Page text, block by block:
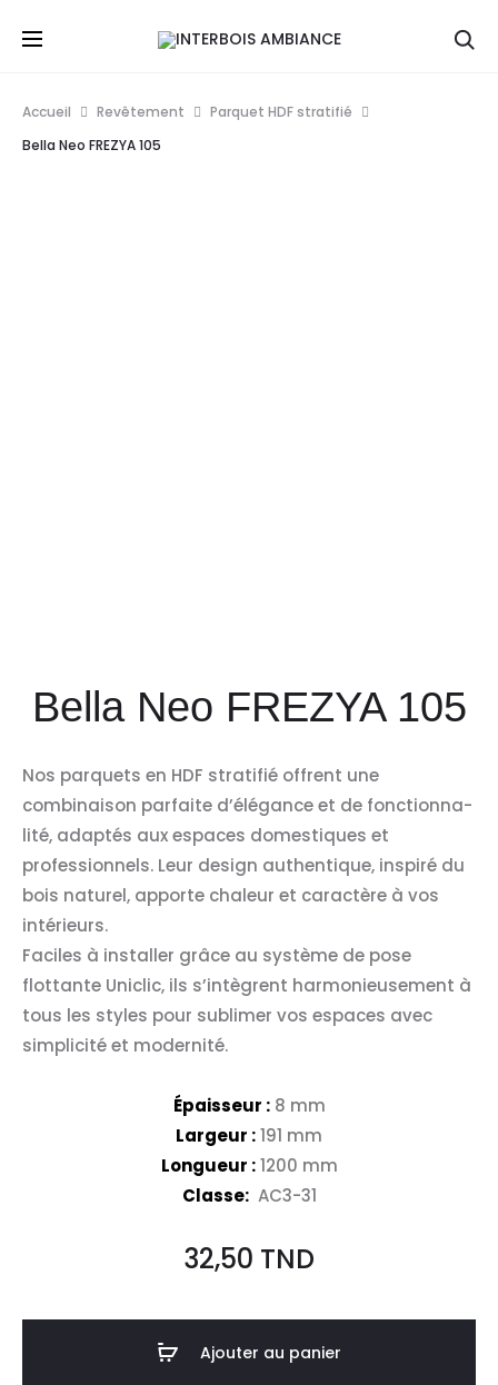
Accueil Revêtement
Parquet HDF stratifié
Bella Neo FREZYA 105
Bella Neo FREZYA 105
Nos parquets en HDF stratifié offrent une
combinaison parfaite d’élégance et de fonctionna-
lité, adaptés aux espaces domestiques et
professionnels. Leur design authentique, inspiré du
bois naturel, apporte chaleur et caractère à vos
intérieurs.
Faciles à installer grâce au système de pose
flottante Uniclic, ils s’intègrent harmonieusement à
tous les styles pour sublimer vos espaces avec
simplicité et modernité.
Épaisseur :8 mm
Largeur :191 mm
Longueur :1200 mm
Classe:AC3-31
32,50 TND
Ajouter au panier